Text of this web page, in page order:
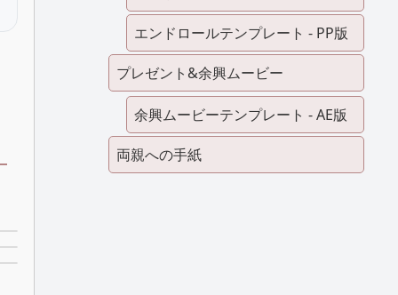
エンドロールテンプレート - PP版
プレゼント&余興ムービー
余興ムービーテンプレート - AE版
両親への手紙